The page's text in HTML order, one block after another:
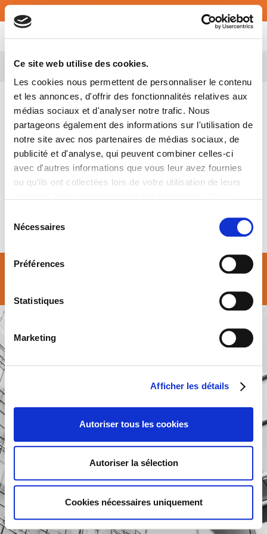
Ce site web utilise des cookies.
Les cookies nous permettent de personnaliser le contenu
et les annonces, d'offrir des fonctionnalités relatives aux
médias sociaux et d'analyser notre trafic. Nous
partageons également des informations sur l'utilisation de
notre site avec nos partenaires de médias sociaux, de
publicité et d'analyse, qui peuvent combiner celles-ci
avec d'autres informations que vous leur avez fournies
ou qu'ils ont collectées lors de votre utilisation de leurs
Nécessaires
Préférences
Statistiques
Marketing
Afficher les détails
Autoriser tous les cookies
Autoriser la sélection
Cookies nécessaires uniquement
MY ATALIAN
Belgium
Adeline nous a rejoint récemment en tant que Accounts
Payable ATALIAN Global Services Belgique.
Adeline possède un Master en sciences commerciales de
l’Ichec Brussels Management School.
Elle renforce ainsi le département Finance &
Administration dirigé par Filip Mercken.